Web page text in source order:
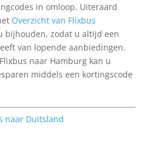
in omloop. Uiteraard
Overzicht van Flixbus
bijhouden, zodat u altijd een
van lopende aanbiedingen.
naar Hamburg kan u
middels een kortingscode
naar Duitsland